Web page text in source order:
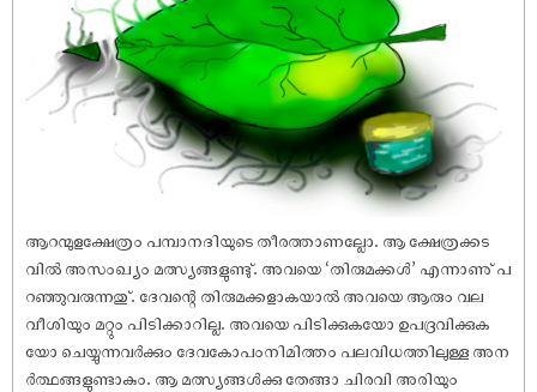
ആറന്മുളക്ഷേത്രം പമ്പാനദിയുടെ തീരത്താണല്ലോ. ആ ക്ഷേത്രക്കട
വിൽ അസംഖ്യം മത്സ്യങ്ങളുണ്ടു്. അവയെ ‘തിരുമക്കൾ’ എന്നാണു് പ
റഞ്ഞുവരുന്നതു്. ദേവന്റെ തിരുമക്കളാകയാൽ അവയെ ആരും വല
വീശിയും മറ്റും പിടിക്കാറില്ല. അവയെ പിടിക്കുകയോ ഉപദ്രവിക്കുക
യോ ചെയ്യുന്നവർക്കും ദേവകോപംനിമിത്തം പലവിധത്തിലുള്ള അന
ർത്ഥങ്ങളുണ്ടാകും. ആ മത്സ്യങ്ങൾക്കു തേങ്ങാ ചിരവി അരിയും